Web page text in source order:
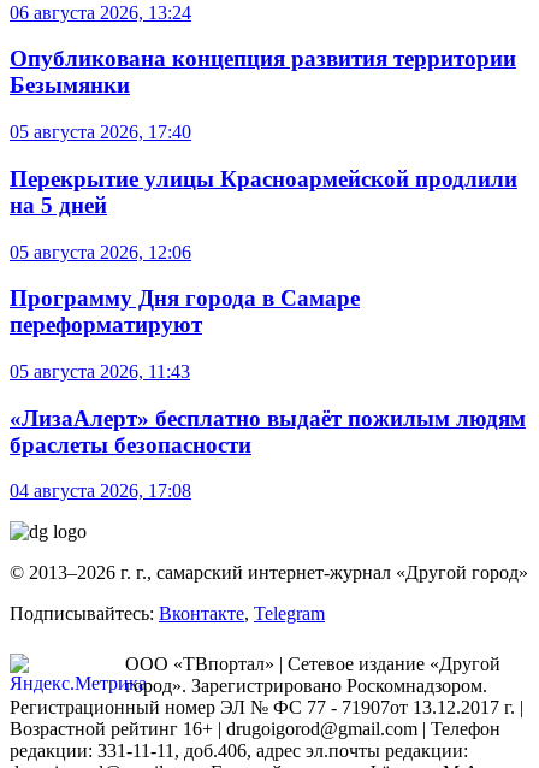
06 августа 2026, 13:24
Опубликована концепция развития территории
Безымянки
05 августа 2026, 17:40
Перекрытие улицы Красноармейской продлили
на 5 дней
05 августа 2026, 12:06
Программу Дня города в Самаре
переформатируют
05 августа 2026, 11:43
«ЛизаАлерт» бесплатно выдаёт пожилым людям
браслеты безопасности
04 августа 2026, 17:08
© 2013–2026 г. г., самарский интернет-журнал «Другой город»
Подписывайтесь: Вконтакте, Telegram
ООО «ТВпортал» | Сетевое издание «Другой
город». Зарегистрировано Роскомнадзором.
Регистрационный номер ЭЛ № ФС 77 - 71907от 13.12.2017 г. |
Возрастной рейтинг 16+ | drugoigorod@gmail.com | Телефон
редакции: 331-11-11, доб.406, адрес эл.почты редакции: